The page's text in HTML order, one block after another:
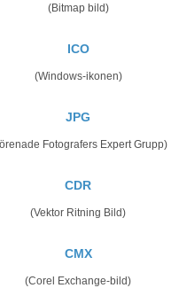
(Bitmap bild)
ICO
(Windows-ikonen)
JPG
Fotografers Expert Grupp)
CDR
(Vektor Ritning Bild)
CMX
(Corel Exchange-bild)